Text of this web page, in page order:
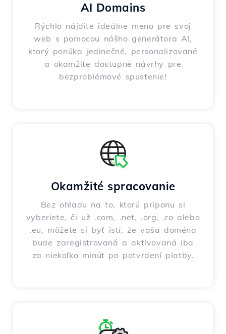
AI Domains
Rýchlo nájdite ideálne meno pre svoj
web s pomocou nášho generátora AI,
ktorý ponúka jedinečné, personalizované
a okamžite dostupné návrhy pre
bezproblémové spustenie!
Okamžité spracovanie
Bez ohľadu na to, ktorú príponu si
vyberiete, či už .com, .net, .org, .ro alebo
.eu, môžete si byť istí, že vaša doména
bude zaregistrovaná a aktivovaná iba
za niekoľko minút po potvrdení platby.